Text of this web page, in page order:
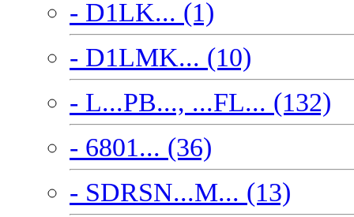
- D1LK... (1)
- D1LMK... (10)
- L...PB..., ...FL... (132)
- 6801... (36)
- SDRSN...M... (13)